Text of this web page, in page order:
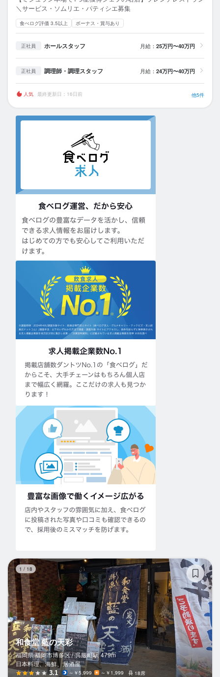
＼サービス・ソムリエ・パティシエ募集
食べログ評価 3.5以上 ボーナス・賞与あり
正社員 ホールスタッフ 月給： 25万円〜40万円
正社員 調理師・調理スタッフ 月給： 24万円〜40万円
人気 最終更新日：16日前 他5件
1 / 18
和食堂 藍の天彩
福岡県 福岡市博多区 / 呉服町駅 479m
日本料理、海鮮、居酒屋
3.1 ～￥5,999 ～￥1,999 18席